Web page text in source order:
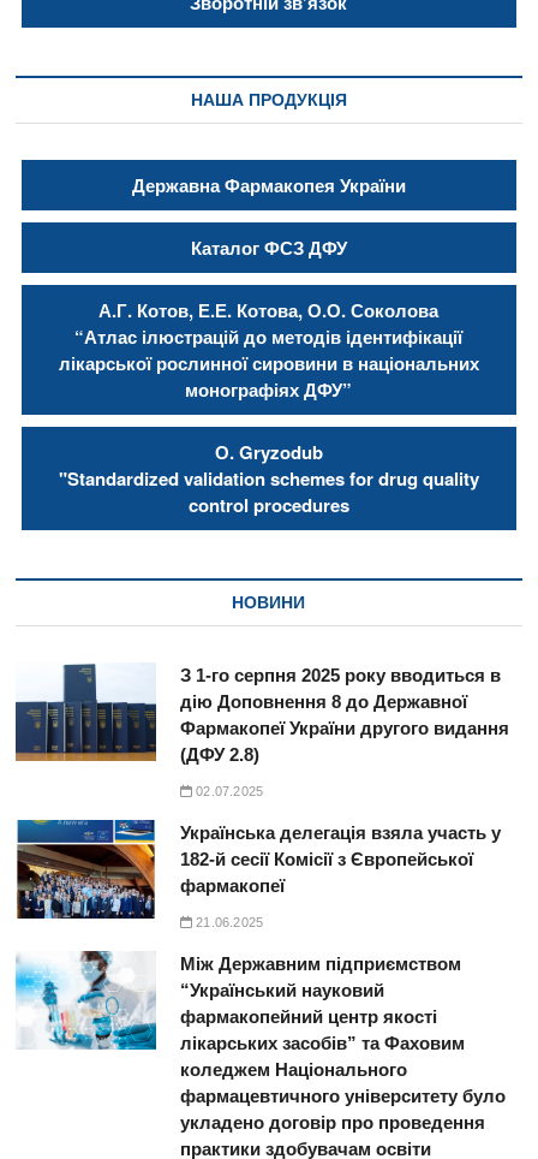
НАША ПРОДУКЦІЯ
Державна Фармакопея України
Каталог ФСЗ ДФУ
А.Г. Котов, Е.Е. Котова, О.О. Соколова
“Атлас ілюстрацій до методів ідентифікації
лікарської рослинної сировини в національних
монографіях ДФУ”
О. Gryzodub
"Standardized validation schemes for drug quality
control procedures
НОВИНИ
З 1-го серпня 2025 року вводиться в
дію Доповнення 8 до Державної
Фармакопеї України другого видання
(ДФУ 2.8)
02.07.2025
Українська делегація взяла участь у
182-й сесії Комісії з Європейської
фармакопеї
21.06.2025
Між Державним підприємством
“Український науковий
фармакопейний центр якості
лікарських засобів” та Фаховим
коледжем Національного
фармацевтичного університету було
укладено договір про проведення
практики здобувачам освіти